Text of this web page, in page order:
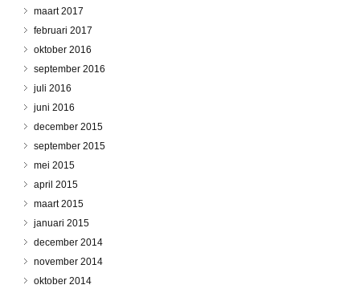
maart 2017
februari 2017
oktober 2016
september 2016
juli 2016
juni 2016
december 2015
september 2015
mei 2015
april 2015
maart 2015
januari 2015
december 2014
november 2014
oktober 2014